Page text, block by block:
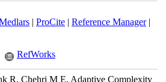
Medlars |ProCite |Reference Manager
RefWorks
R, Chehri M E. Adaptive Complexity